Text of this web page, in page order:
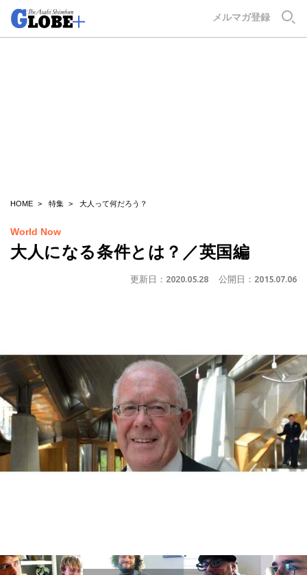
メルマガ登録
HOME 特集 大人って何だろう？
World Now
大人になる条件とは？／英国編
更新日： 2020.05.28 公開日： 2015.07.06